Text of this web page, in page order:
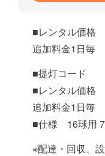
■レンタル価
追加料金1
■提灯コード
■レンタル価
追加料金1
■仕様 16球用
※配達・回収、